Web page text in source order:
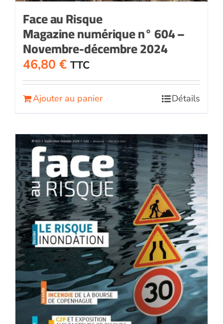
Face au Risque
Magazine numérique n° 604 –
Novembre-décembre 2024
46,80 € TTC
Ajouter au panier Détails